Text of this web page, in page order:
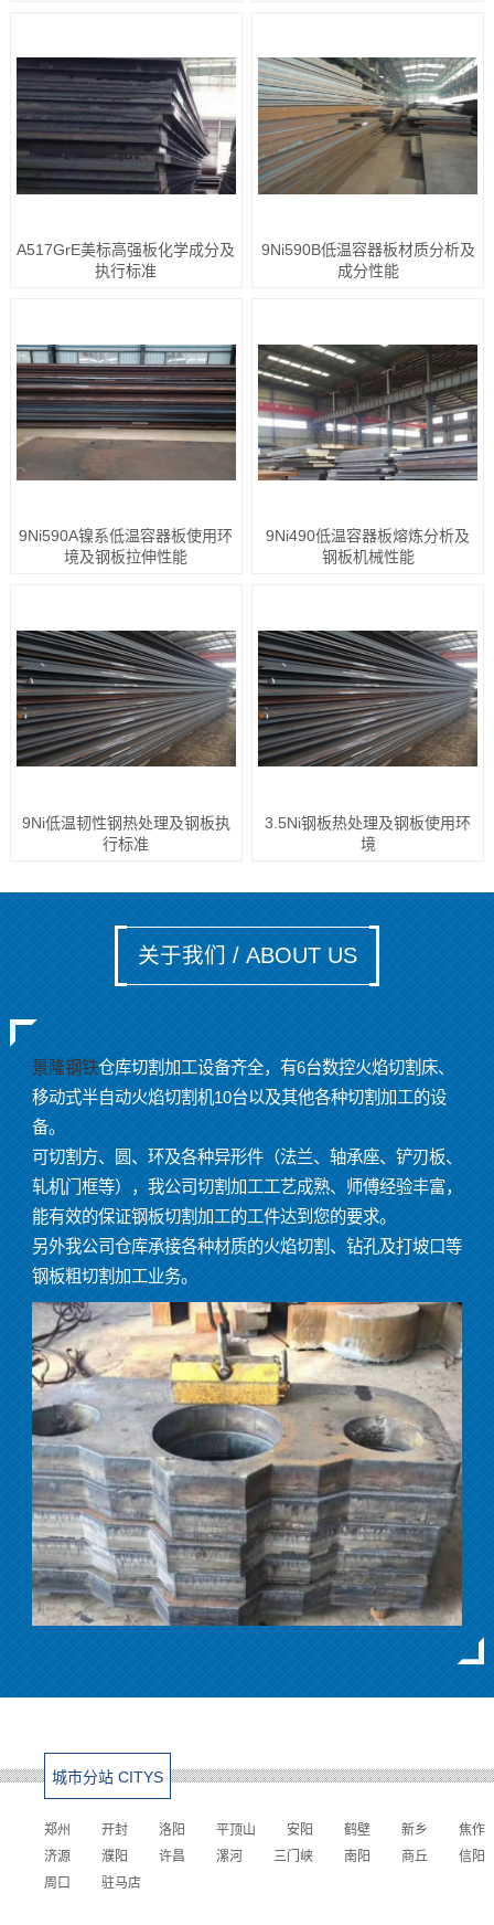
A517GrE美标高强板化学成分及
执行标准
9Ni590B低温容器板材质分析及
成分性能
9Ni590A镍系低温容器板使用环
境及钢板拉伸性能
9Ni490低温容器板熔炼分析及
钢板机械性能
9Ni低温韧性钢热处理及钢板执
行标准
3.5Ni钢板热处理及钢板使用环
境
关于我们 / ABOUT US
景隆钢铁仓库切割加工设备齐全，有6台数控火焰切割床、
移动式半自动火焰切割机10台以及其他各种切割加工的设
备。
可切割方、圆、环及各种异形件（法兰、轴承座、铲刃板、
轧机门框等），我公司切割加工工艺成熟、师傅经验丰富，
能有效的保证钢板切割加工的工件达到您的要求。
另外我公司仓库承接各种材质的火焰切割、钻孔及打坡口等
钢板粗切割加工业务。
城市分站 CITYS
郑州 开封 洛阳 平顶山 安阳 鹤壁 新乡
焦作
济源
濮阳 许昌 漯河 三门峡 南阳 商丘
信阳
周口
驻马店